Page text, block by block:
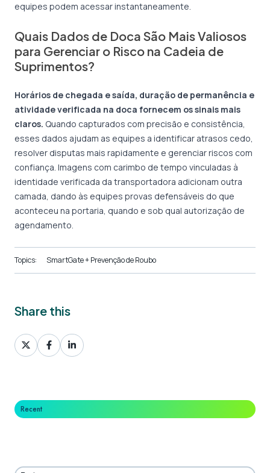
equipes podem acessar instantaneamente.
Quais Dados de Doca São Mais Valiosos
para Gerenciar o Risco na Cadeia de
Suprimentos?
Horários de chegada e saída, duração de permanência e
atividade verificada na doca fornecem os sinais mais
claros. Quando capturados com precisão e consistência,
esses dados ajudam as equipes a identificar atrasos cedo,
resolver disputas mais rapidamente e gerenciar riscos com
confiança. Imagens com carimbo de tempo vinculadas à
identidade verificada da transportadora adicionam outra
camada, dando às equipes provas defensáveis do que
aconteceu na portaria, quando e sob qual autorização de
agendamento.
Topics: SmartGate + Prevenção de Roubo
Share this
Share
on
Share
on
Share
on
Recent